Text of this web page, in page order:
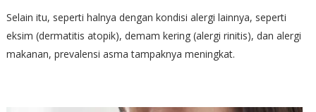
Selain itu, seperti halnya dengan kondisi alergi lainnya, seperti
eksim (dermatitis atopik), demam kering (alergi rinitis), dan alergi
makanan, prevalensi asma tampaknya meningkat.